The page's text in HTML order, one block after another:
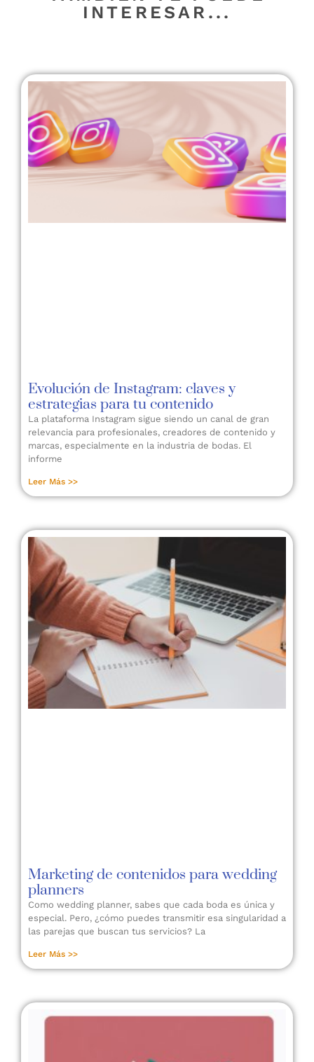
INTERESAR...
Evolución de Instagram: claves y
estrategias para tu contenido
La plataforma Instagram sigue siendo un canal de gran
relevancia para profesionales, creadores de contenido y
marcas, especialmente en la industria de bodas. El
informe
Leer Más >>
Marketing de contenidos para wedding
planners
Como wedding planner, sabes que cada boda es única y
especial. Pero, ¿cómo puedes transmitir esa singularidad a
las parejas que buscan tus servicios? La
Leer Más >>